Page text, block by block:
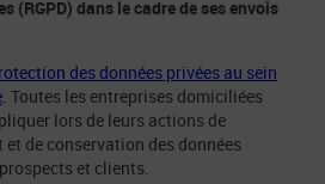
(RGPD) dans le cadre de ses envois
des données privées au sein
. Toutes les entreprises domiciliées
lors de leurs actions de
de conservation des données
et clients.